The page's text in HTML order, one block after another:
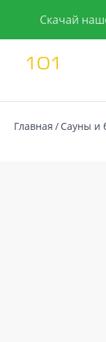
Скачай
Главная Сауны и